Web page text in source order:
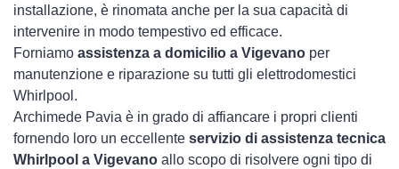
installazione, è rinomata anche per la sua capacità di
intervenire in modo tempestivo ed efficace.
Forniamo assistenza a domicilio a Vigevano per
manutenzione e riparazione su tutti gli elettrodomestici
Whirlpool.
Archimede Pavia è in grado di affiancare i propri clienti
fornendo loro un eccellente servizio di assistenza tecnica
Whirlpool a Vigevano allo scopo di risolvere ogni tipo di